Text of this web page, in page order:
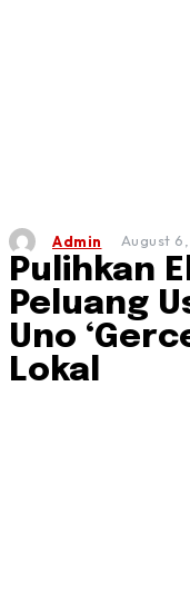
Admin August 6,
Pulihkan
Peluang
Uno
Lokal